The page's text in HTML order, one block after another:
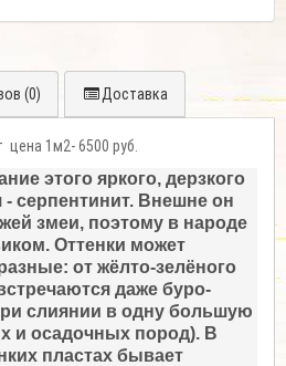
(0) Доставка
1м2- 6500 руб.
этого яркого, дерзкого
- серпентинит. Внешне он
змеи, поэтому в народе
Оттенки может
от жёлто-зелёного
даже буро-
слиянии в одну большую
и осадочных пород). В
пластах бывает